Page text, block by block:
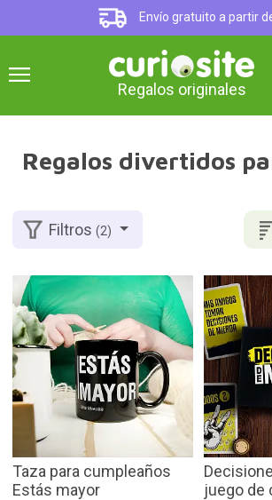
Envío gratuito a partir
Regalos originales
Regalos divertidos
Filtros(2)
Taza para cumpleaños
Estás mayor
juego de